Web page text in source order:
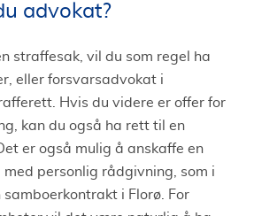
advokat?
straffesak, vil du som regel ha
eller forsvarsadvokat i
Hvis du videre er offer for
kan du også ha rett til en
er også mulig å anskaffe en
personlig rådgivning, som i
i Florø. For